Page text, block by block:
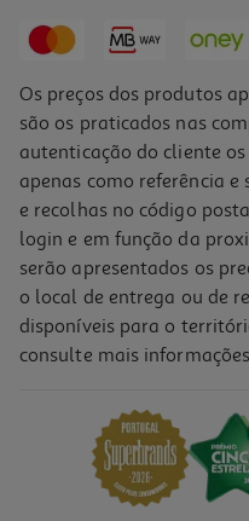
Os preços dos produtos
são os praticados nas
autenticação do cliente
apenas como referência
e recolhas no código
login e em função da
serão apresentados os
o local de entrega ou de
disponíveis para o
consulte mais informações